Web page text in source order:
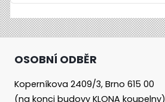
OSOBNÍ ODBĚR
Koperníkova 2409/3, Brno 615 00
(na konci budovy KLONA koupelny)